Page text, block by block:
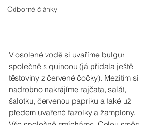
Odborné články
V osolené vodě si uvaříme bulgur
společně s quinoou (já přidala ještě
těstoviny z červené čočky). Mezitím si
nadrobno nakrájíme rajčata, salát,
šalotku, červenou papriku a také už
předem uvařené fazolky a žampiony.